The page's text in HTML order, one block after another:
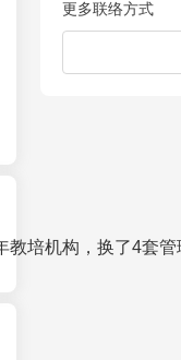
更多联络方式